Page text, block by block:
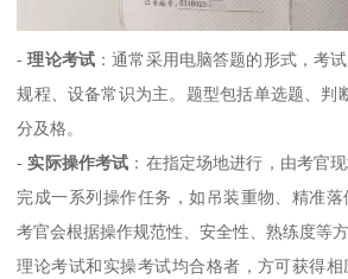
-理论考试 ：通常采用电脑答题的形式，考
规程、设备常识为主。题型包括单选题、判
分及格。
-实际操作考试 ：在指定场地进行，由考官
完成一系列操作任务，如吊装重物、精准落
考官会根据操作规范性、安全性、熟练度等
理论考试和实操考试均合格者，方可获得